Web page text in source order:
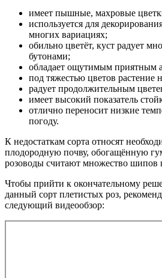
имеет пышные, махровые
используется для
многих вариациях;
обильно цветёт, куст радует
бутонами;
обладает ощутимым приятным
под тяжестью цветов растение
радует продолжительным
имеет высокий показатель
отлично переносит низкие
погоду.
К недостаткам сорта относят
плодородную почву, обогащённую
розоводы считают множество шипов
Чтобы прийти к окончательному
данный сорт плетистых роз,
следующий видеообзор: